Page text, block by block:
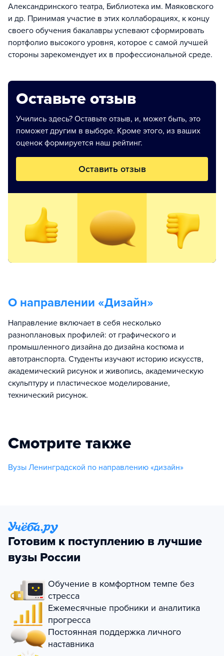
Александринского театра, Библиотека им. Маяковского
и др. Принимая участие в этих коллаборациях, к концу
своего обучения бакалавры успевают сформировать
портфолио высокого уровня, которое с самой лучшей
стороны зарекомендует их в профессиональной среде.
Оставьте отзыв
Учились здесь? Оставьте отзыв, и, может быть, это
поможет другим в выборе. Кроме этого, из ваших
оценок формируется наш рейтинг.
Оставить отзыв
О направлении «Дизайн»
Направление включает в себя несколько
разноплановых профилей: от графического и
промышленного дизайна до дизайна костюма и
автотранспорта. Студенты изучают историю искусств,
академический рисунок и живопись, академическую
скульптуру и пластическое моделирование,
технический рисунок.
Смотрите также
Вузы Ленинградской по направлению «дизайн»
Готовим к поступлению в лучшие
вузы России
Обучение в комфортном темпе без
стресса
Ежемесячные пробники и аналитика
прогресса
Постоянная поддержка личного
наставника